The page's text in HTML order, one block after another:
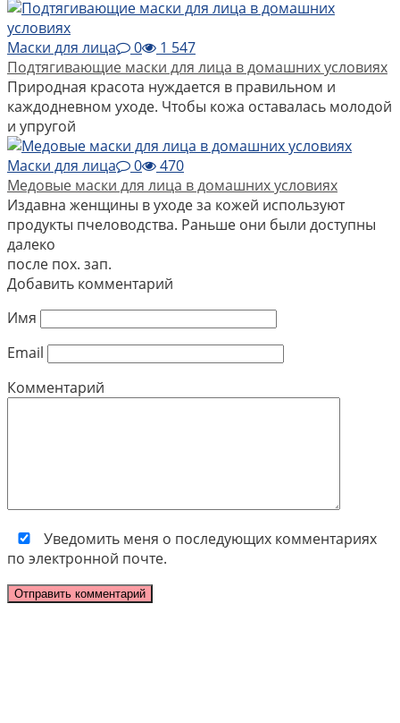
Маски для лица 0
1 547
Подтягивающие маски для лица в домашних условиях
Природная красота нуждается в правильном и
каждодневном уходе. Чтобы кожа оставалась молодой
и упругой
Маски для лица
0
470
Медовые маски для лица в домашних условиях
Издавна женщины в уходе за кожей используют
продукты пчеловодства. Раньше они были доступны
далеко
после пох. зап.
Добавить комментарий
Имя
Email
Комментарий
Уведомить меня о последующих комментариях
по электронной почте.